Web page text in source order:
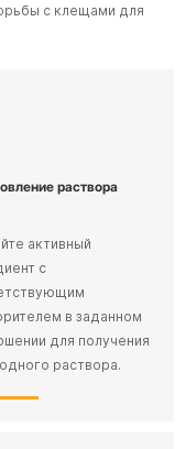
с клещами для
раствора
активный
с
в заданном
для получения
раствора.